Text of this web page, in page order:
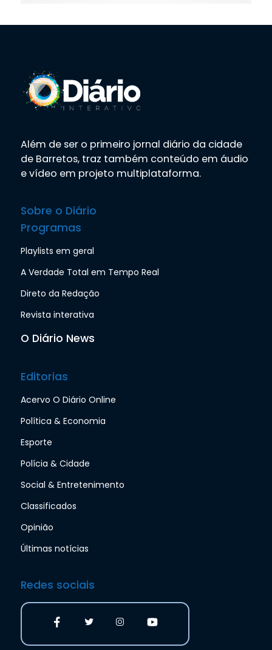
Além de ser o primeiro jornal diário da cidade
de Barretos, traz também conteúdo em áudio
e vídeo em projeto multiplataforma.
Sobre o Diário
Programas
Playlists em geral
A Verdade Total em Tempo Real
Direto da Redação
Revista interativa
O Diário News
Editorias
Acervo O Diário Online
Política & Economia
Esporte
Polícia & Cidade
Social & Entretenimento
Classificados
Opinião
Últimas notícias
Redes sociais